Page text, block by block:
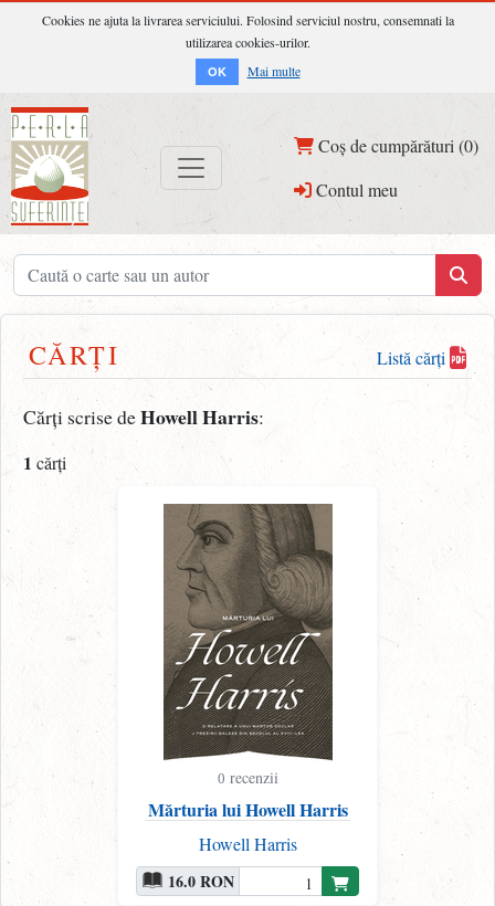
Cookies ne ajuta la livrarea serviciului. Folosind serviciul nostru, consemnati la
utilizarea cookies-urilor.
OK Mai multe
Coș de cumpărături (0)
Contul meu
CĂRȚI Listă cărți
Cărți scrise deHowell Harris:
1 cărți
0 recenzii
Mărturia lui Howell Harris
Howell Harris
16.0 RON